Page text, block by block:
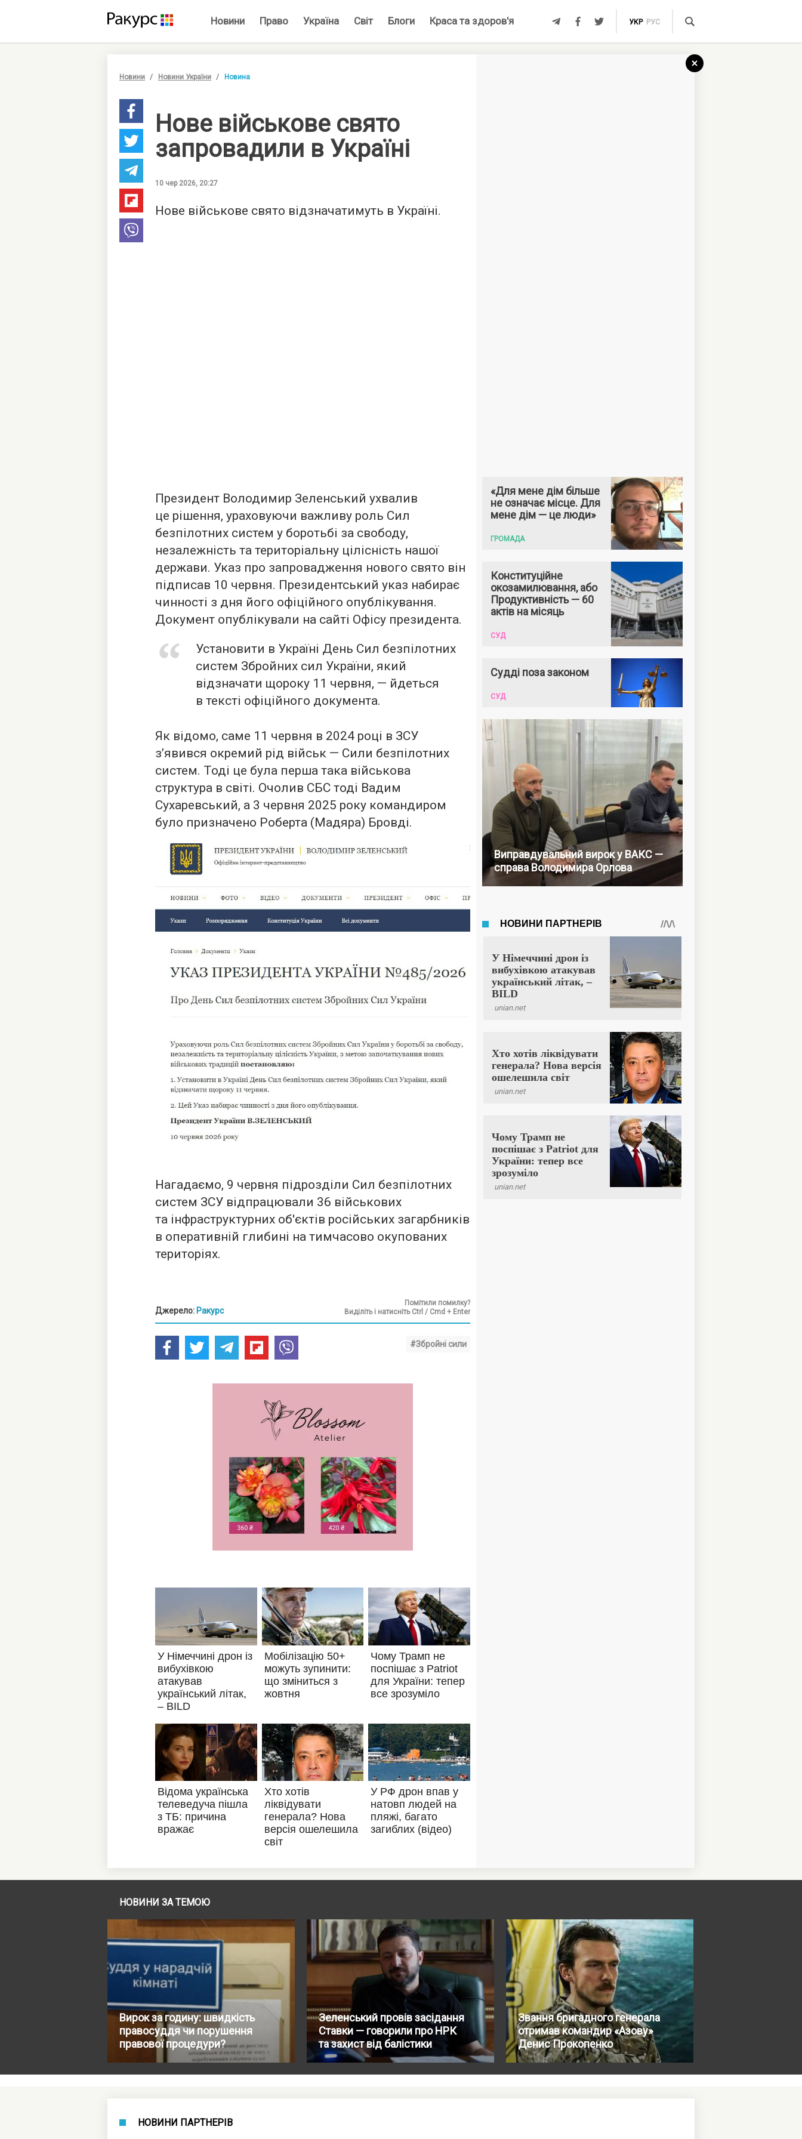
Новини Право Україна Світ Блоги Краса та здоров'я УКР РУС
Новини Новини України Новина
Нове військове свято
запровадили в Україні
10 чер 2026, 20:27
Нове військове свято відзначатимуть в Україні.
Президент Володимир Зеленський ухвалив
це рішення, ураховуючи важливу роль Сил
безпілотних систем у боротьбі за свободу,
незалежність та територіальну цілісність нашої
держави. Указ про запровадження нового свято він
підписав 10 червня. Президентський указ набирає
чинності з дня його офіційного опублікування.
Документ опублікували на сайті Офісу президента.
Установити в Україні День Сил безпілотних
систем Збройних сил України, який
відзначати щороку 11 червня, — йдеться
в тексті офіційного документа.
Як відомо, саме 11 червня в 2024 році в ЗСУ
з’явився окремий рід військ — Сили безпілотних
систем. Тоді це була перша така військова
структура в світі. Очолив СБС тоді Вадим
Сухаревський, а 3 червня 2025 року командиром
було призначено Роберта (Мадяра) Бровді.
Нагадаємо, 9 червня підрозділи Сил безпілотних
систем ЗСУ відпрацювали 36 військових
та інфраструктурних об'єктів російських загарбників
в оперативній глибині на тимчасово окупованих
територіях.
Джерело: Ракурс
Помітили помилку?
Виділіть і натисніть Ctrl / Cmd + Enter
#Збройні сили
«Для мене дім більше
не означає місце. Для
мене дім — це люди»
ГРОМАДА
Конституційне
окозамилювання, або
Продуктивність — 60
актів на місяць
СУД
Судді поза законом
СУД
Виправдувальний вирок у ВАКС —
справа Володимира Орлова
НОВИНИ ЗА ТЕМОЮ
Вирок за годину: швидкість
правосуддя чи порушення
правової процедури?
Зеленський провів засідання
Ставки — говорили про НРК
та захист від балістики
Звання бригадного генерала
отримав командир «Азову»
Денис Прокопенко
НОВИНИ ПАРТНЕРІВ